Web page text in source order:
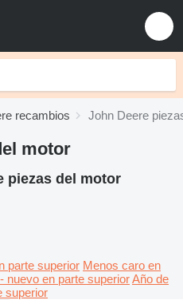
recambios John Deere
motor
piezas del motor
parte superior Menos caro en
nuevo en parte superiorAño de
superior